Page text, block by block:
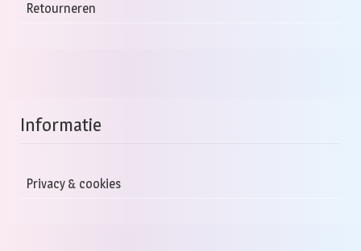
Retourneren
Informatie
Privacy & cookies